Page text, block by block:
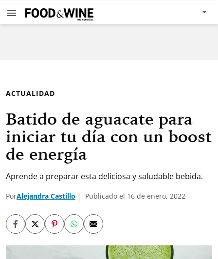
ACTUALIDAD
Batido de aguacate para
iniciar tu día con un boost
de energía
Aprende a preparar esta deliciosa y saludable bebida.
PorAlejandra Castillo Publicado el 16 de enero, 2022